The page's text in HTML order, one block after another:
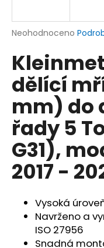
Průměrné
produktu
je
0,0
z
5
hvězdiček.
Neohodnoceno
dělící
mm) do
řady 5
G31),
2017 -
Vysoká
Navrženo a
ISO 27956
Snadná
j
t
?